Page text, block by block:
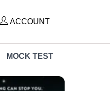
ACCOUNT
MOCK TEST